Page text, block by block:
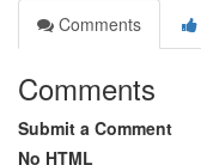
Comments
Comments
Submit a Comment
No HTML